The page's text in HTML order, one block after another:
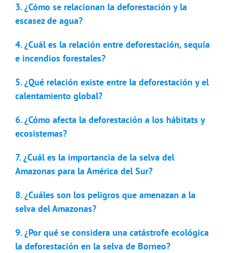
3. ¿Cómo se relacionan la deforestación y la
escasez de agua?
4. ¿Cuál es la relación entre deforestación, sequía
e incendios forestales?
5. ¿Qué relación existe entre la deforestación y el
calentamiento global?
6. ¿Cómo afecta la deforestación a los hábitats y
ecosistemas?
7. ¿Cuál es la importancia de la selva del
Amazonas para la América del Sur?
8. ¿Cuáles son los peligros que amenazan a la
selva del Amazonas?
9. ¿Por qué se considera una catástrofe ecológica
la deforestación en la selva de Borneo?